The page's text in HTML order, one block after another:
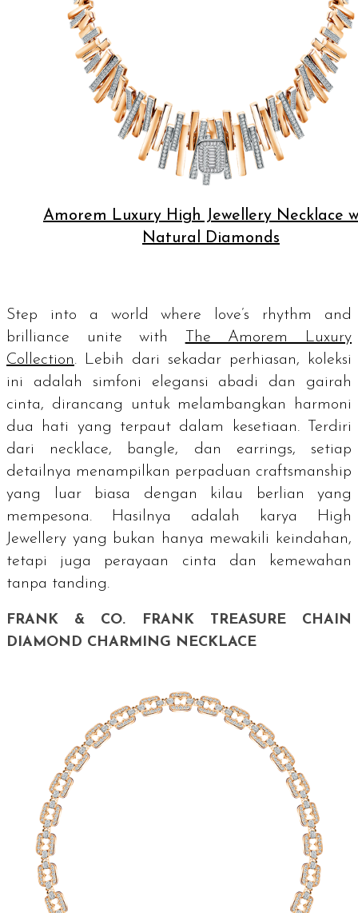
Amorem Luxury High Jewellery Necklace
Natural Diamonds
Step into a world where love’s rhythm and
brilliance unite with
The Amorem Luxury
Collection. Lebih dari sekadar perhiasan, koleksi
ini adalah simfoni elegansi abadi dan gairah
cinta, dirancang untuk melambangkan harmoni
dua hati yang terpaut dalam kesetiaan. Terdiri
dari necklace, bangle, dan earrings, setiap
detailnya menampilkan perpaduan craftsmanship
yang luar biasa dengan kilau berlian yang
mempesona. Hasilnya adalah karya High
Jewellery yang bukan hanya mewakili keindahan,
tetapi juga perayaan cinta dan kemewahan
tanpa tanding.
FRANK & CO. FRANK TREASURE CHAIN
DIAMOND CHARMING NECKLACE